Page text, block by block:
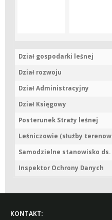
Dział gospodarki leśnej
Dział rozwoju
Dział Administracyjny
Dział Księgowy
Posterunek Straży leśnej
Leśniczowie (służby
Samodzielne stanowisko ds.
Inspektor Ochrony Danych
KONTAKT: